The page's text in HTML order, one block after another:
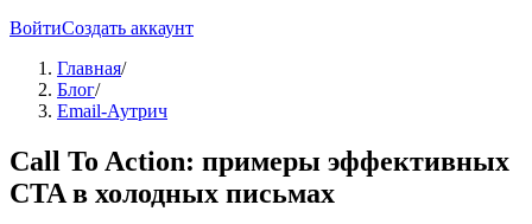
ВойтиСоздать аккаунт
Главная/
Блог/
Email-Аутрич
Call To Action: примеры эффективных
CTA в холодных письмах